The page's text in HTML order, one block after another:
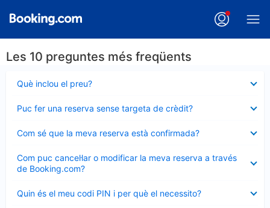
Les 10 preguntes més freqüents
Què inclou el preu?
tancat
Puc fer una reserva sense targeta de crèdit?
tancat
Com sé que la meva reserva està confirmada?
tancat
Com puc cancel·lar o modificar la meva reserva a través
de Booking.com?
tancat
Quin és el meu codi PIN i per què el necessito?
tancat